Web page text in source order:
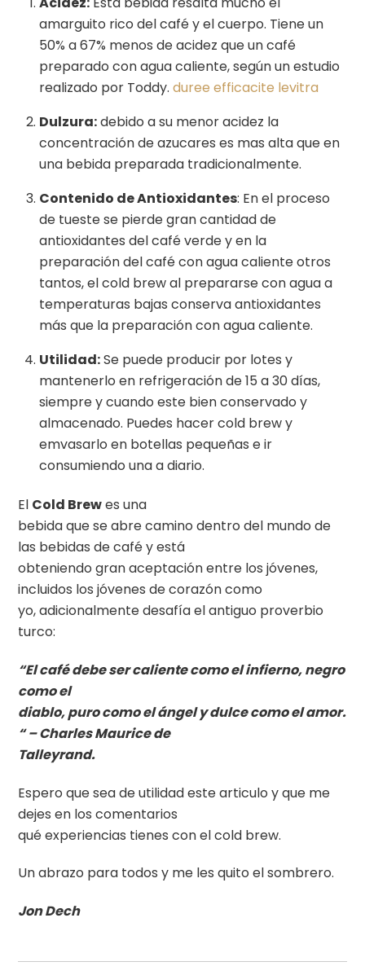
amarguito rico del café y el cuerpo. Tiene un
50% a 67% menos de acidez que un café
preparado con agua caliente, según un estudio
realizado por Toddy. duree efficacite levitra
Dulzura:debido a su menor acidez la
concentración de azucares es mas alta que en
una bebida preparada tradicionalmente.
Contenido de Antioxidantes: En el proceso
de tueste se pierde gran cantidad de
antioxidantes del café verde y en la
preparación del café con agua caliente otros
tantos, el cold brew al prepararse con agua a
temperaturas bajas conserva antioxidantes
más que la preparación con agua caliente.
Utilidad:Se puede producir por lotes y
mantenerlo en refrigeración de 15 a 30 días,
siempre y cuando este bien conservado y
almacenado. Puedes hacer cold brew y
emvasarlo en botellas pequeñas e ir
consumiendo una a diario.
El Cold Brewes una
bebida que se abre camino dentro del mundo de
las bebidas de café y está
obteniendo gran aceptación entre los jóvenes,
incluidos los jóvenes de corazón como
yo, adicionalmente desafía el antiguo proverbio
turco:
“El café debe ser caliente como el infierno, negro
como el
diablo, puro como el ángel y dulce como el amor.
“ – Charles Maurice de
Talleyrand.
Espero que sea de utilidad este articulo y que me
dejes en los comentarios
qué experiencias tienes con el cold brew.
Un abrazo para todos y me les quito el sombrero.
Jon Dech